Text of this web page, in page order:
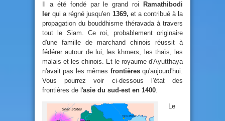
Il a été fondé par le grand roi
Ramathibodi
Ier qui a régné jusqu'en 1369, et a contribué à la
propagation du bouddhisme théravada à travers
tout le Siam. Ce roi, probablement originaire
d'une famille de marchand chinois réussit à
fédérer autour de lui, les khmers, les thaïs, les
malais et les chinois. Et le royaume d'Ayutthaya
n'avait pas les mêmes frontièresqu'aujourd'hui.
Vous pourrez voir ci-dessous l'état des
frontières de l'asie du sud-est en 1400.
Le